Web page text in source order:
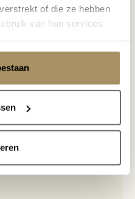
of die ze hebben
van hun services.